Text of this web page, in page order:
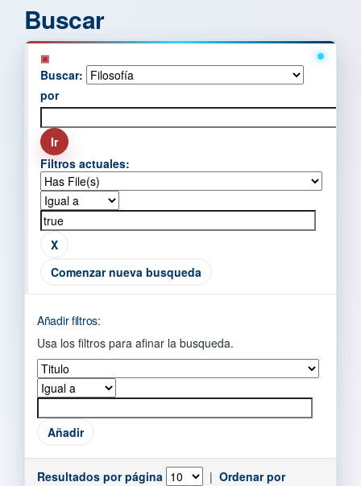
Buscar
Buscar:
por
Filtros actuales:
Comenzar nueva busqueda
Añadir filtros:
Usa los filtros para afinar la busqueda.
Resultados por página | Ordenar por